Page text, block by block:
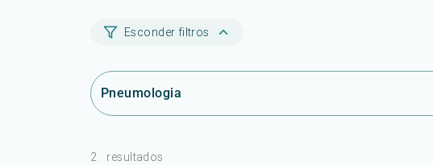
Esconder filtros
Pneumologia
2 resultados